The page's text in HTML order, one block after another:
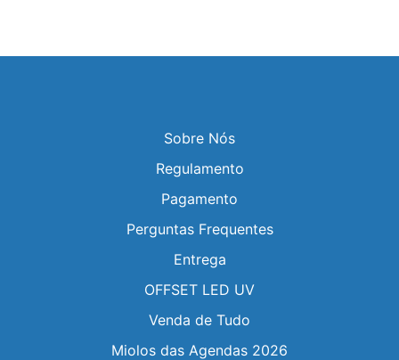
Sobre Nós
Regulamento
Pagamento
Perguntas Frequentes
Entrega
OFFSET LED UV
Venda de Tudo
Miolos das Agendas 2026